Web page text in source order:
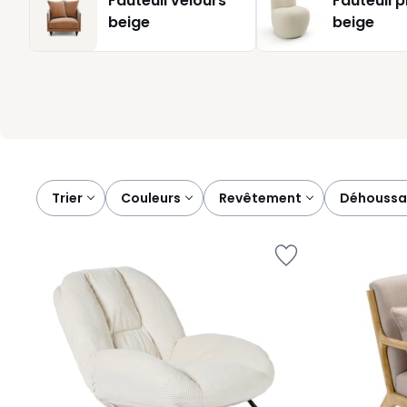
tapis graphique. Si vous cherchez une assise facile à
cases.
beige
beige
Trier couleurs revêtement